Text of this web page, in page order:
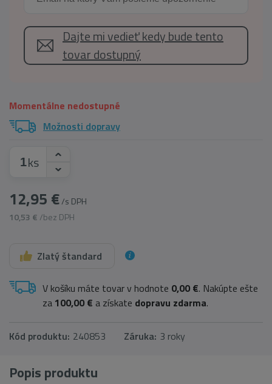
Dajte mi vedieť kedy bude tento
tovar dostupný
Momentálne nedostupné
Možnosti dopravy
ks
12,95 €/s DPH
10,53 € /bez DPH
Zlatý štandard
V košíku máte tovar v hodnote 0,00 €. Nakúpte ešte
za 100,00 € a získate dopravu zdarma.
Kód produktu: 240853 Záruka: 3 roky
Popis produktu